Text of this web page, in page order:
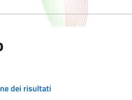
dei risultati